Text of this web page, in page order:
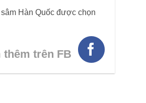
Hàn Quốc được chọn
thêm trên FB